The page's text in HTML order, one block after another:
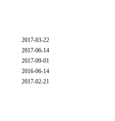
2017-03-22
2017-06-14
2017-09-01
2016-06-14
2017-02-21